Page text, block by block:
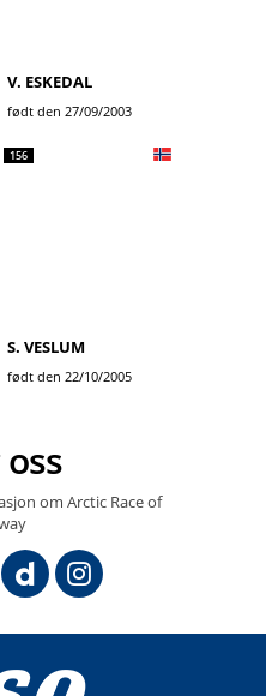
V. ESKEDAL
født den 27/09/2003
156
S. VESLUM
født den 22/10/2005
oss
om Arctic Race of